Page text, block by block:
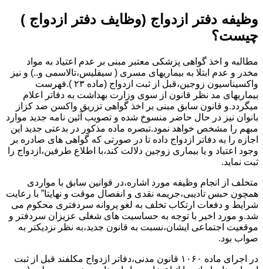
وظیفه دفتر ازدواج (وظایف دفتر ازدواج )
چیست؟
مطالبه و اخذ گواهی پزشکی معتبر مبنی بر عدم اعتیاد به مواد
مخدر و عدم ابتلا به بیماریهای مسری ( سیفلیس،تالاسمی و..) و نیز
واکسیناسیون زوجین،قبل از ثبت ازدواج (ماده ۲۳ ).فهرست
بیماریهای مد نظر قانون از سوی وزارت بهداشت به دفاتر اعلام
میگردد.و قانون سابق مبنی بر اخذ گواهی تزریق واکسن ضد کزاز
بانوان نیز در حال حاضر منسوخ شده و تصویب آئین نامه جدید موارد
مبهم را مشخص خواهد نمود.تبصره ماده مذکور در بدعتی جدید این
اجازه را به دفاتر ازدواج داده تا در صورتی که گواهی های صادره بر
وجود اعتیاد و یا بیماری زوجین دلالت کند،با اطلاع طرفین،ازدواج را
ثبت نماید.
متخلف از انجام وظیفه مورد اشاره،در قوانین سابق با مواردی
همچون حبس تادیبی،جریمه نقدی و انفصال موقت و نهایتا” با رعایت
شرایط و دفعات ارتکاب تخلف به لغو پروانه سردفتری محکوم می
شد.و مورد اخیر با توجه به حساسیت های شغلی عزیزان سردفتر و
موقعیت اجتماعی ایشان،نسبت به قانون جدید،به نظر نزدیکتر به
صواب بود.
در اجرای ماده ۱۰۶۰ قانون مدنی،دفاتر ازدواج مکلفند قبل از ثبت